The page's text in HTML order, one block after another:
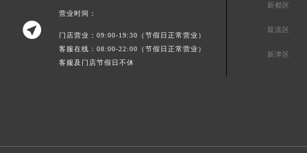

营业时间：
门店营业：09:00-19:30（节假日正常营业）
客服在线：08:00-22:00（节假日正常营业）
客服及门店节假日不休
新都区
双流区
新津区